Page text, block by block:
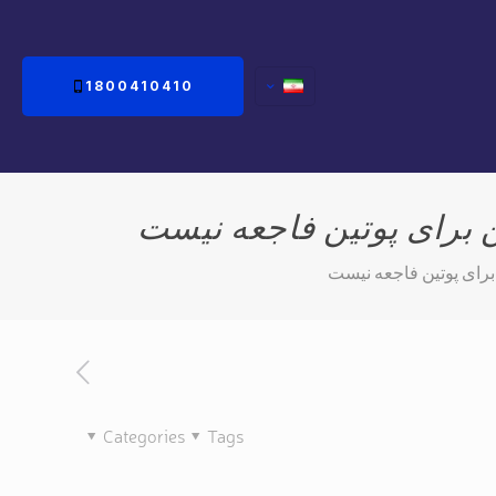
1800410410
برای پوتین فاجعه نیست
پوتین فاجعه نیست
Categories Tags